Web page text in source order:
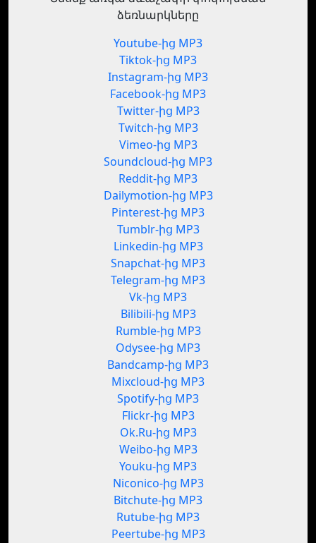
ձեռնարկները
Youtube-ից MP3
Tiktok-ից MP3
Instagram-ից MP3
Facebook-ից MP3
Twitter-ից MP3
Twitch-ից MP3
Vimeo-ից MP3
Soundcloud-ից MP3
Reddit-ից MP3
Dailymotion-ից MP3
Pinterest-ից MP3
Tumblr-ից MP3
Linkedin-ից MP3
Snapchat-ից MP3
Telegram-ից MP3
Vk-ից MP3
Bilibili-ից MP3
Rumble-ից MP3
Odysee-ից MP3
Bandcamp-ից MP3
Mixcloud-ից MP3
Spotify-ից MP3
Flickr-ից MP3
Ok.Ru-ից MP3
Weibo-ից MP3
Youku-ից MP3
Niconico-ից MP3
Bitchute-ից MP3
Rutube-ից MP3
Peertube-ից MP3